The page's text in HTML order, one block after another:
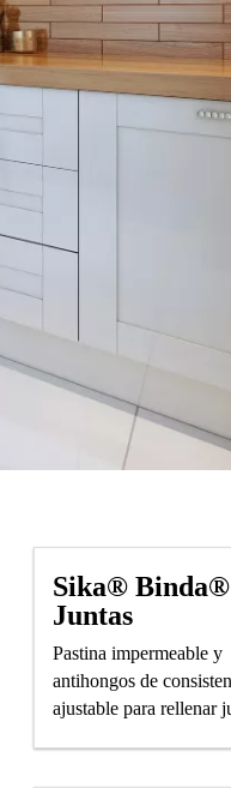
Sika® Binda®
Juntas
Pastina impermeable y
antihongos de
ajustable para rellenar